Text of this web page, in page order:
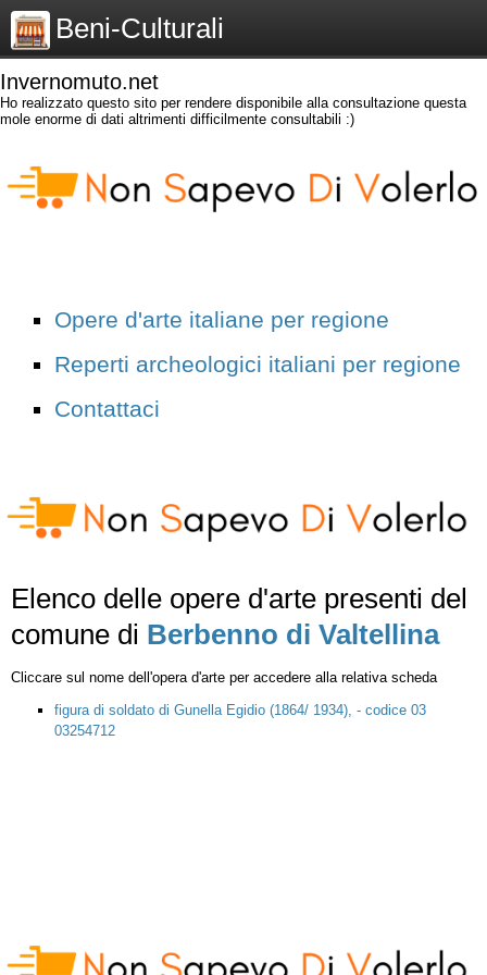
Beni-Culturali
Invernomuto.net
Ho realizzato questo sito per rendere disponibile alla consultazione questa
mole enorme di dati altrimenti difficilmente consultabili :)
Opere d'arte italiane per regione
Reperti archeologici italiani per regione
Contattaci
Elenco delle opere d'arte presenti del
comune di Berbenno di Valtellina
Cliccare sul nome dell'opera d'arte per accedere alla relativa scheda
figura di soldato di Gunella Egidio (1864/ 1934), - codice 03
03254712